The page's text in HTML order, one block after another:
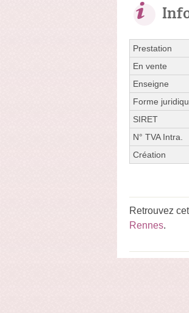
Prestation
En vente
Enseigne
Forme
SIRET
N° TVA Intra.
Création
Retrouvez
Rennes.